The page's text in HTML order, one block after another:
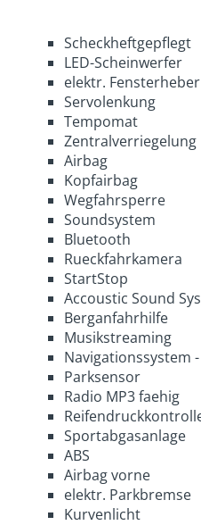
Scheckheftgepflegt
LED-Scheinwerfer
elektr. Fensterheber
Servolenkung
Tempomat
Zentralverriegelung
Airbag
Kopfairbag
Wegfahrsperre
Soundsystem
Bluetooth
Rueckfahrkamera
StartStop
Accoustic Sound
Berganfahrhilfe
Musikstreaming
Navigationssystem
Parksensor
Radio MP3 faehig
Sportabgasanlage
ABS
Airbag vorne
elektr. Parkbremse
Kurvenlicht